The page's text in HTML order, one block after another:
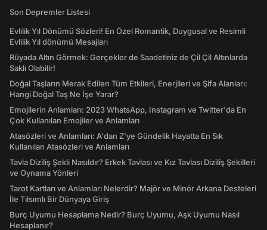
Son Depremler Listesi
Evlilik Yıl Dönümü Sözleri! En Özel Romantik, Duygusal ve Resimli
Evlilik Yıl dönümü Mesajları
Rüyada Altın Görmek: Gerçekler de Saadetiniz de Çil Çil Altınlarda
Saklı Olabilir!
Doğal Taşların Merak Edilen Tüm Etkileri, Enerjileri ve Şifa Alanları:
Hangi Doğal Taş Ne İşe Yarar?
Emojilerin Anlamları: 2023 WhatsApp, Instagram ve Twitter'da En
Çok Kullanılan Emojiler ve Anlamları
Atasözleri ve Anlamları: A'dan Z'ye Gündelik Hayatta En Sık
Kullanılan Atasözleri ve Anlamları
Tavla Diziliş Şekli Nasıldır? Erkek Tavlası ve Kız Tavlası Diziliş Şekilleri
ve Oynama Yönleri
Tarot Kartları ve Anlamları Nelerdir? Majör ve Minör Arkana Desteleri
İle Tılsımlı Bir Dünyaya Giriş
Burç Uyumu Hesaplama Nedir? Burç Uyumu, Aşk Uyumu Nasıl
Hesaplanır?